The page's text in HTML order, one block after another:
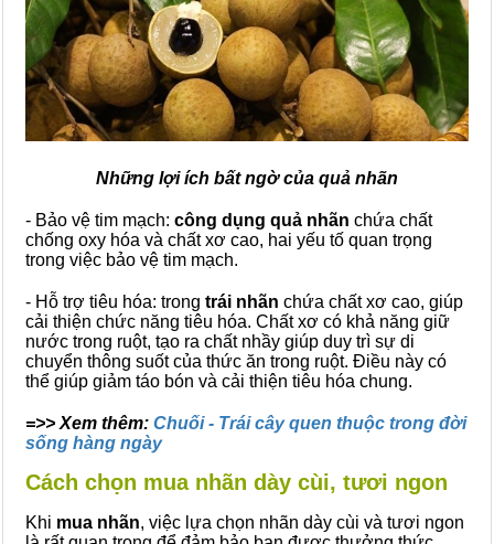
Những lợi ích bất ngờ của quả nhãn
- Bảo vệ tim mạch: công dụng quả nhãn chứa chất
chống oxy hóa và chất xơ cao, hai yếu tố quan trọng
trong việc bảo vệ tim mạch.
- Hỗ trợ tiêu hóa: trong trái nhãn chứa chất xơ cao, giúp
cải thiện chức năng tiêu hóa. Chất xơ có khả năng giữ
nước trong ruột, tạo ra chất nhầy giúp duy trì sự di
chuyển thông suốt của thức ăn trong ruột. Điều này có
thể giúp giảm táo bón và cải thiện tiêu hóa chung.
=>> Xem thêm: Chuối - Trái cây quen thuộc trong đời
sống hàng ngày
Cách chọn mua nhãn dày cùi, tươi ngon
Khi mua nhãn, việc lựa chọn nhãn dày cùi và tươi ngon